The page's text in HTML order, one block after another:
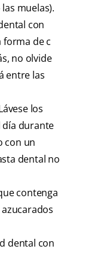
muelas).
con
de c
no olvide
entre las
los
día durante
con un
dental no
contenga
dental con